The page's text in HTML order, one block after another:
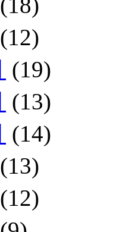
(12)
(19)
(13)
(14)
(13)
(12)